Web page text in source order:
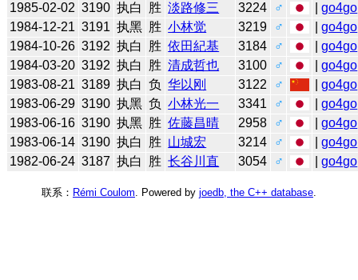
1985-02-02 3190 执白 胜 淡路修三 3224 ♂ |go4go
1984-12-21 3191 执黑 胜 小林觉 3219 ♂ |go4go
1984-10-26 3192 执白 胜 依田紀基 3184 ♂ |go4go
1984-03-20 3192 执白 胜 清成哲也 3100 ♂ |go4go
1983-08-21 3189 执白 负 华以刚 3122 ♂ |go4go
1983-06-29 3190 执黑 负 小林光一 3341 ♂ |go4go
1983-06-16 3190 执黑 胜 佐藤昌晴 2958 ♂ |go4go
1983-06-14 3190 执白 胜 山城宏 3214 ♂ |go4go
1982-06-24 3187 执白 胜 长谷川直 3054 ♂ |go4go
联系： Rémi Coulom . Powered by joedb, the C++ database